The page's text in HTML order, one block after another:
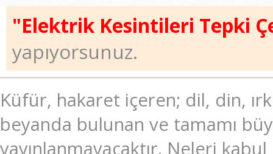
"Elektrik Kesintileri Tepki
yapıyorsunuz.
Küfür, hakaret içeren; dil, din, ırk
beyanda bulunan ve tamamı
yayınlanmayacaktır. Neleri